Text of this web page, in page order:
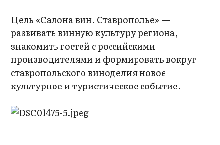
Цель «Салона вин. Ставрополье» —
развивать винную культуру региона,
знакомить гостей с российскими
производителями и формировать вокруг
ставропольского виноделия новое
культурное и туристическое событие.